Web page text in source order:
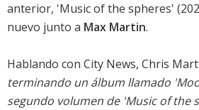
anterior, 'Music of the spheres'
nuevo junto a Max Martin.
Hablando con City News, Chris
terminando un álbum llamado
segundo volumen de 'Music of the